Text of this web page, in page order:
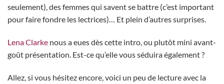
seulement), des femmes qui savent se battre (c’est important
pour faire fondre les lectrices)… Et plein d’autres surprises.
Lena Clarke nous a eues dès cette intro, ou plutôt mini avant-
goût présentation. Est-ce qu’elle vous séduira également ?
Allez, si vous hésitez encore, voici un peu de lecture avec la